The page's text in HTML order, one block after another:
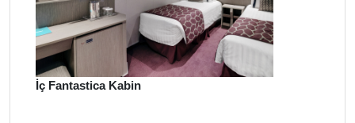
İç Fantastica Kabin